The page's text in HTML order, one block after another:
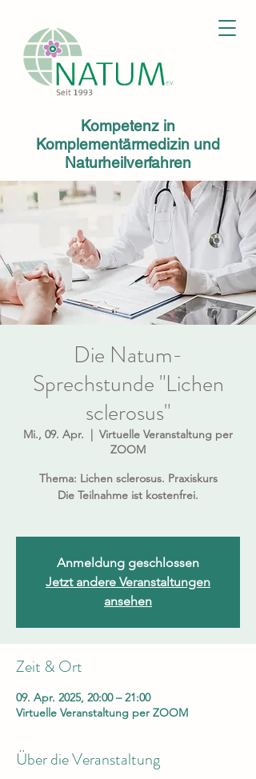
Kompetenz in
Komplementärmedizin und
Naturheilverfahren
Die Natum-
Sprechstunde "Lichen
sclerosus"
Mi., 09. Apr.
  |
Virtuelle Veranstaltung per
ZOOM
Thema: Lichen sclerosus. Praxiskurs
Die Teilnahme ist kostenfrei.
Anmeldung geschlossen
Jetzt andere Veranstaltungen
ansehen
Zeit & Ort
09. Apr. 2025, 20:00 – 21:00
Virtuelle Veranstaltung per ZOOM
Über die Veranstaltung